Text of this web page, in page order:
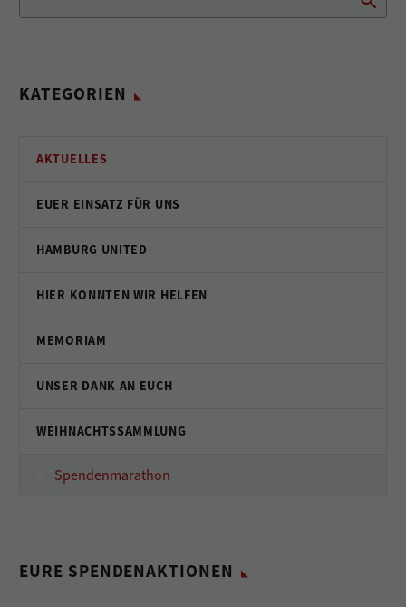
KATEGORIEN
AKTUELLES
EUER EINSATZ FÜR UNS
HAMBURG UNITED
HIER KONNTEN WIR HELFEN
MEMORIAM
UNSER DANK AN EUCH
WEIHNACHTSSAMMLUNG
Spendenmarathon
EURE SPENDENAKTIONEN